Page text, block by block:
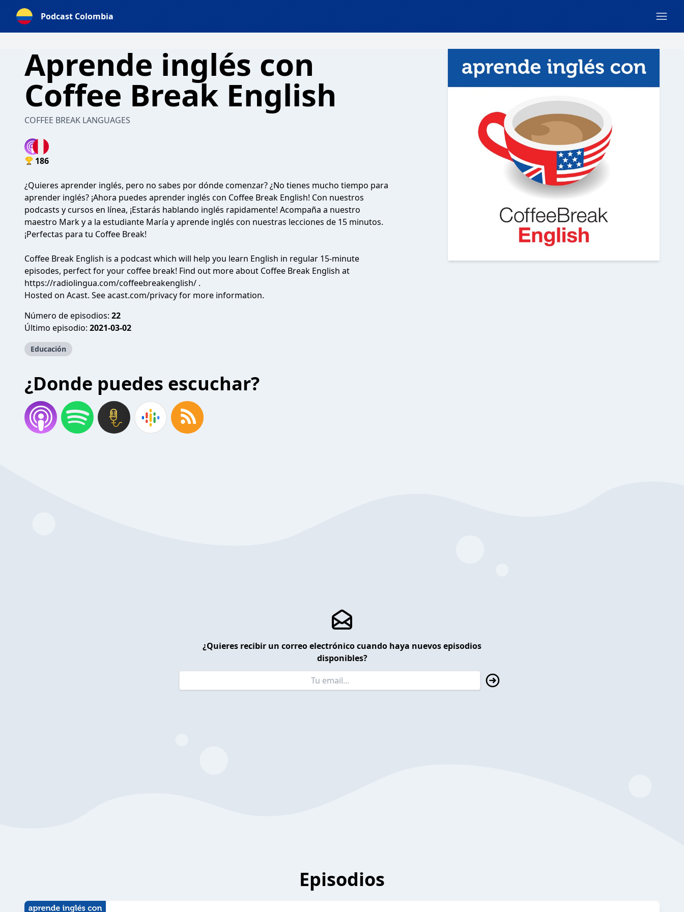
Podcast Colombia
Aprende inglés con
Coffee Break English
COFFEE BREAK LANGUAGES
186
¿Quieres aprender inglés, pero no sabes por dónde comenzar? ¿No tienes mucho tiempo para
aprender inglés? ¡Ahora puedes aprender inglés con Coffee Break English! Con nuestros
podcasts y cursos en línea, ¡Estarás hablando inglés rapidamente! Acompaña a nuestro
maestro Mark y a la estudiante María y aprende inglés con nuestras lecciones de 15 minutos.
¡Perfectas para tu Coffee Break!
Coffee Break English is a podcast which will help you learn English in regular 15-minute
episodes, perfect for your coffee break! Find out more about Coffee Break English at
https://radiolingua.com/coffeebreakenglish/ .
Hosted on Acast. Seeacast.com/privacyfor more information.
Número de episodios: 22
Último episodio: 2021-03-02
Educación
¿Donde puedes escuchar?
¿Quieres recibir un correo electrónico cuando haya nuevos episodios
disponibles?
Episodios